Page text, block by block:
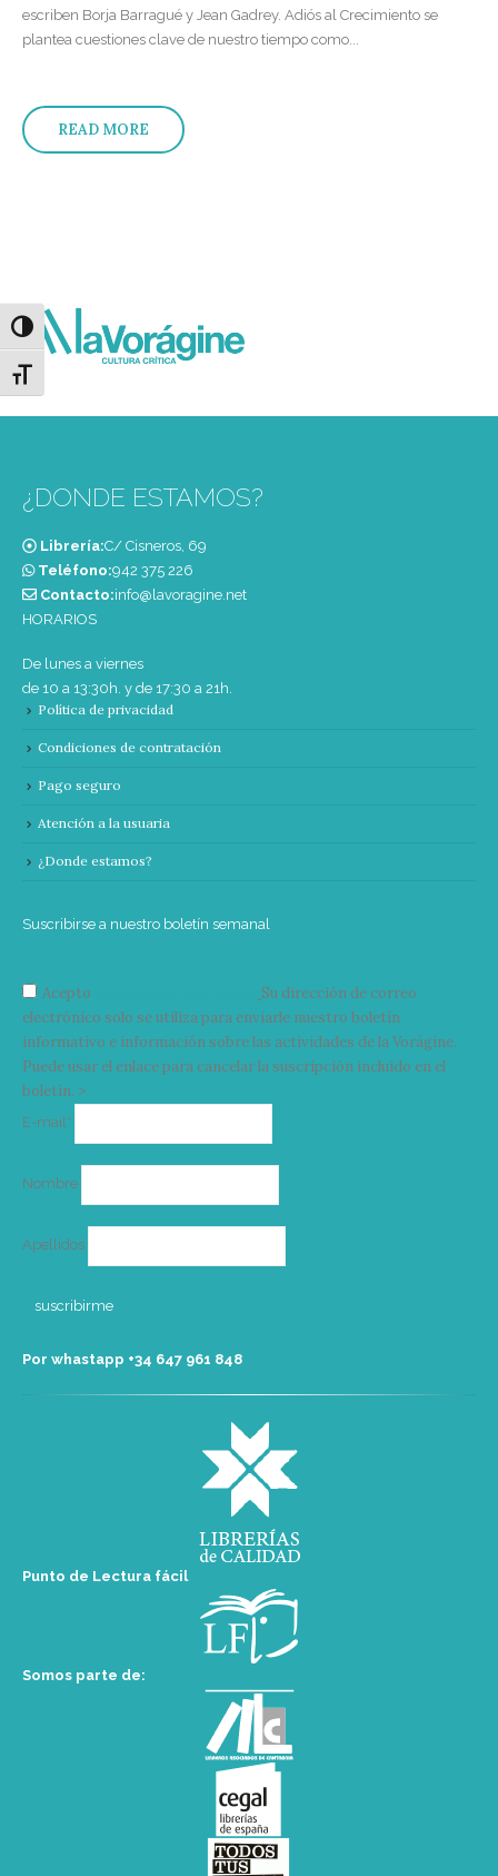
Alternar alto contraste
Alternar tamaño de letra
escriben Borja Barragué y Jean Gadrey. Adiós al Crecimiento se
plantea cuestiones clave de nuestro tiempo como...
READ MORE
¿DONDE ESTAMOS?
Librería:C/ Cisneros, 69
Teléfono:‭942 375 226‬
Contacto:info@lavoragine.net
HORARIOS
De lunes a viernes
de 10 a 13:30h. y de 17:30 a 21h.
Política de privacidad
Condiciones de contratación
Pago seguro
Atención a la usuaria
¿Donde estamos?
Suscribirse a nuestro boletín semanal
Acepto
Su dirección de correo
electrónico solo se utiliza para enviarle nuestro boletín
informativo e información sobre las actividades de la Vorágine.
Puede usar el enlace para cancelar la suscripción incluido en el
boletín. >
E-mail*
Nombre
Apellidos
Por whastapp +34 ‭647 961 848‬
Punto de Lectura fácil
Somos parte de: